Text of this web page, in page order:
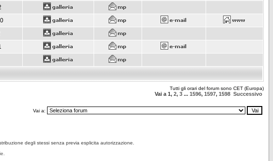
Tutti gli orari del forum sono CET (Europa)
Vai a 1, 2, 3 ... 1596, 1597, 1598 Successivo
Vai a:
degli stessi senza previa esplicita autorizzazione.